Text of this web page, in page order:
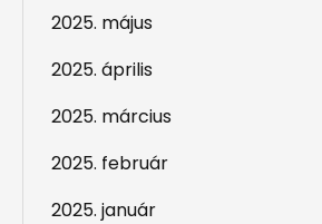
2025. május
2025. április
2025. március
2025. február
2025. január